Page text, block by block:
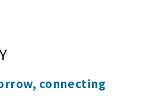
connecting